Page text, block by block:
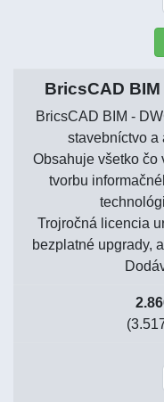
BricsCAD
BricsCAD BIM -
stavebníctvo a
Obsahuje všetko čo
tvorbu
Trojročná licencia
bezplatné upgrady,